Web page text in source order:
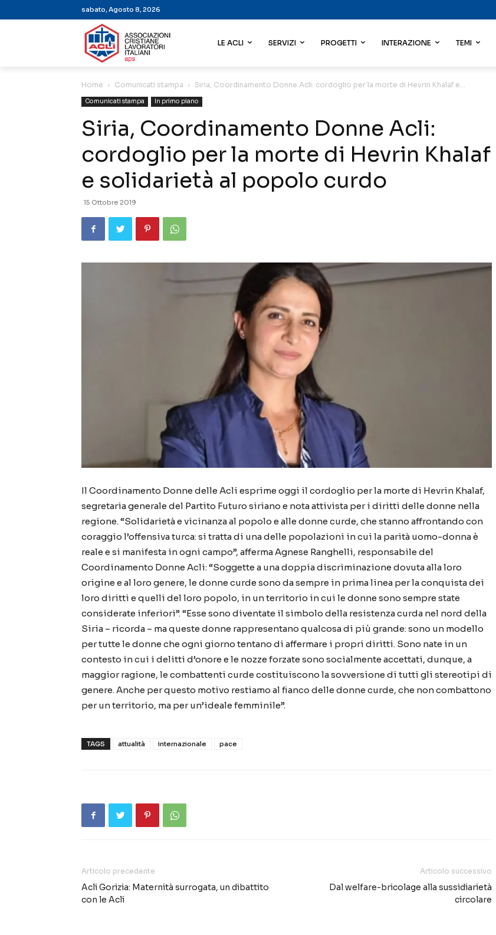
sabato, Agosto 8, 2026
LE ACLI SERVIZI PROGETTI INTERAZIONE TEMI
Home Comunicati stampa Siria, Coordinamento Donne Acli: cordoglio per la morte di Hevrin Khalaf e...
Comunicati stampa In primo piano
Siria, Coordinamento Donne Acli:
cordoglio per la morte di Hevrin Khalaf
e solidarietà al popolo curdo
15 Ottobre 2019
Il Coordinamento Donne delle Acli esprime oggi il cordoglio per la morte di Hevrin Khalaf,
segretaria generale del Partito Futuro siriano e nota attivista per i diritti delle donne nella
regione. “Solidarietà e vicinanza al popolo e alle donne curde, che stanno affrontando con
coraggio l’offensiva turca: si tratta di una delle popolazioni in cui la parità uomo-donna è
reale e si manifesta in ogni campo”, afferma Agnese Ranghelli, responsabile del
Coordinamento Donne Acli: “Soggette a una doppia discriminazione dovuta alla loro
origine e al loro genere, le donne curde sono da sempre in prima linea per la conquista dei
loro diritti e quelli del loro popolo, in un territorio in cui le donne sono sempre state
considerate inferiori”. “Esse sono diventate il simbolo della resistenza curda nel nord della
Siria – ricorda – ma queste donne rappresentano qualcosa di più grande: sono un modello
per tutte le donne che ogni giorno tentano di affermare i propri diritti. Sono nate in un
contesto in cui i delitti d’onore e le nozze forzate sono socialmente accettati, dunque, a
maggior ragione, le combattenti curde costituiscono la sovversione di tutti gli stereotipi di
genere. Anche per questo motivo restiamo al fianco delle donne curde, che non combattono
per un territorio, ma per un’ideale femminile”.
TAGS attualità internazionale pace
Articolo precedente
Acli Gorizia: Maternità surrogata, un dibattito
con le Acli
Articolo successivo
Dal welfare-bricolage alla sussidiarietà
circolare